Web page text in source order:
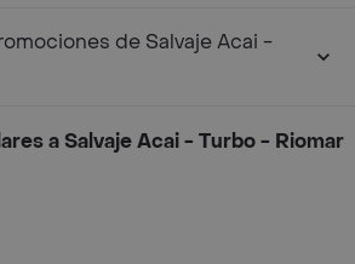
de Salvaje Acai -
a Salvaje Acai - Turbo - Riomar